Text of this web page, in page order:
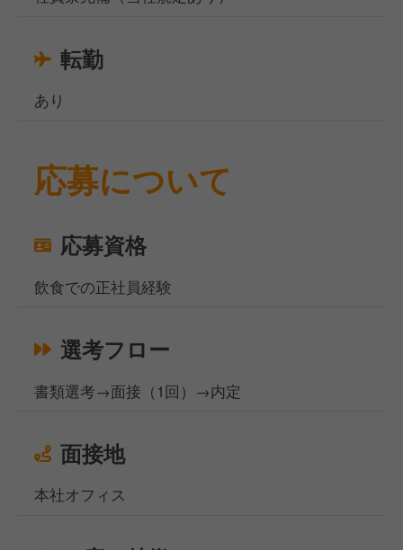
転勤
あり
応募について
応募資格
飲食での正社員経験
選考フロー
書類選考→面接（1回）→内定
面接地
本社オフィス